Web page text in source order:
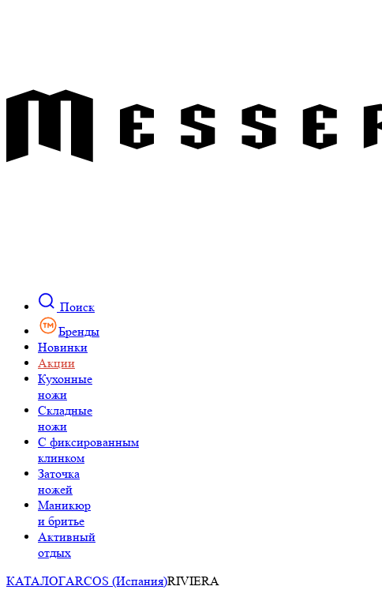
Поиск
Бренды
Новинки
Акции
Кухонные
ножи
Складные
ножи
C фиксированным
клинком
Заточка
ножей
Маникюр
и бритье
Активный
отдых
КАТАЛОГARCOS (Испания)RIVIERA